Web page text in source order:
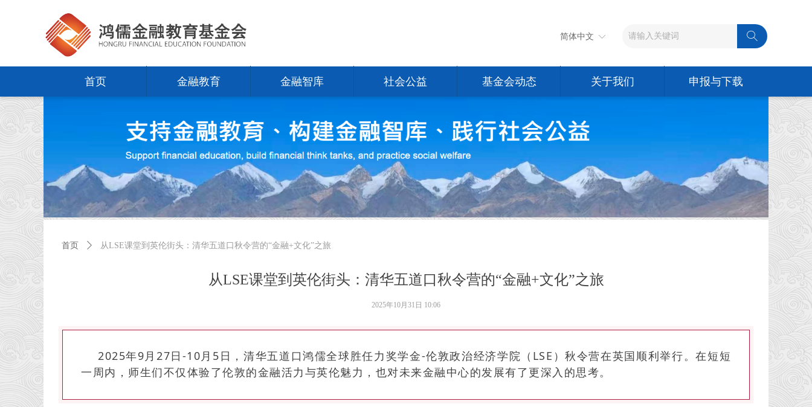
ꄠ
首页 金融教育 金融智库 社会公益 基金会动态 关于我们 申报与下载
ꀅ
简体中文
从LSE课堂到英伦街头：清华五道口秋令营的“金融+文化”之旅
首页 ꄲ 从LSE课堂到英伦街头：清华五道口秋令营的“金融+文化”之旅
2025年9月27日-10月5日，清华五道口鸿儒全球胜任力奖学金-伦敦政治经济学院（LSE）秋令营在英国顺利举行。在短短
一周内，师生们不仅体验了伦敦的金融活力与英伦魅力，也对未来金融中心的发展有了更深入的思考。
2025年10月31日 10:06